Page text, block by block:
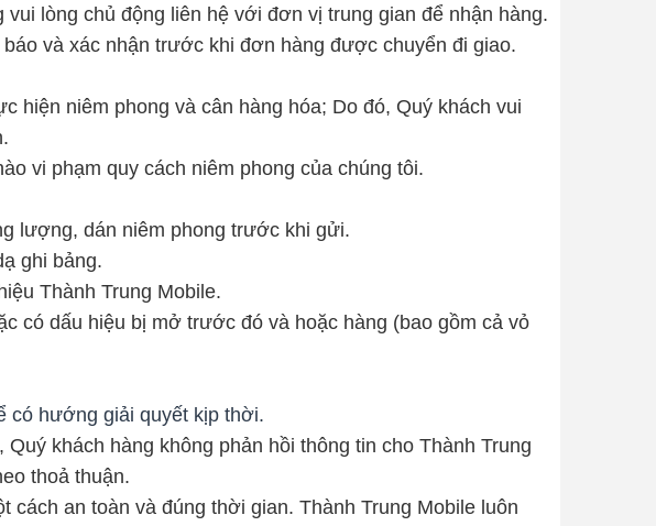
lòng chủ động liên hệ với đơn vị trung gian để nhận hàng.
và xác nhận trước khi đơn hàng được chuyển đi giao.
hiện niêm phong và cân hàng hóa; Do đó, Quý khách vui
vi phạm quy cách niêm phong của chúng tôi.
lượng, dán niêm phong trước khi gửi.
ghi bảng.
Thành Trung Mobile.
có dấu hiệu bị mở trước đó và hoặc hàng (bao gồm cả vỏ
có hướng giải quyết kịp thời.
khách hàng không phản hồi thông tin cho Thành Trung
thoả thuận.
an toàn và đúng thời gian. Thành Trung Mobile luôn